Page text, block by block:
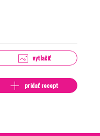
vytlačiť
pridať recept